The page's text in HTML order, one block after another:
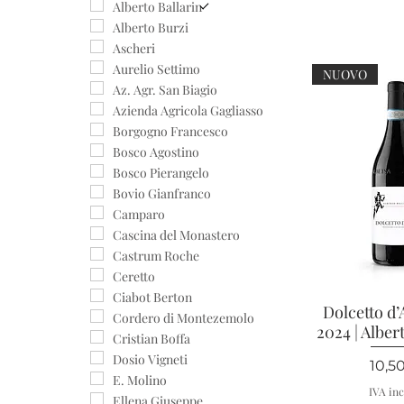
Dolcetto
Favorita
Nascetta
Nebbiolo
Pelaverga
Riesling
Alberto Ballarin
Alberto Burzi
Ascheri
Aurelio Settimo
Az. Agr. San Biagio
Azienda Agricola Gagliasso
Borgogno Francesco
Bosco Agostino
Bosco Pierangelo
Bovio Gianfranco
Camparo
Cascina del Monastero
Castrum Roche
Ceretto
Ciabot Berton
Cordero di Montezemolo
Cristian Boffa
Dosio Vigneti
E. Molino
Vista
NUOVO
Dolcetto
2024 |
IVA